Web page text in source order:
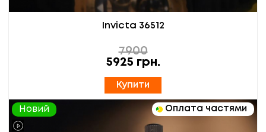
Invicta 36512
7900
5925 грн.
Купити
Новий Оплата частями